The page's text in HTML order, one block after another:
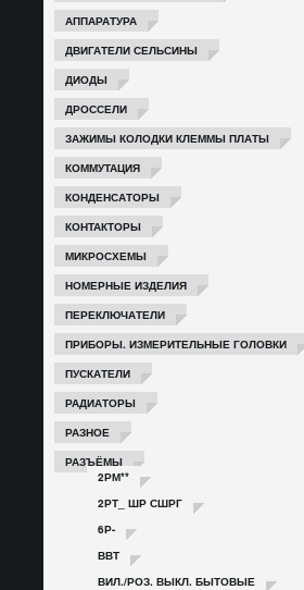
АППАРАТУРА
ДВИГАТЕЛИ СЕЛЬСИНЫ
ДИОДЫ
ДРОССЕЛИ
ЗАЖИМЫ КОЛОДКИ КЛЕММЫ ПЛАТЫ
КОММУТАЦИЯ
КОНДЕНСАТОРЫ
КОНТАКТОРЫ
МИКРОСХЕМЫ
НОМЕРНЫЕ ИЗДЕЛИЯ
ПЕРЕКЛЮЧАТЕЛИ
ПРИБОРЫ. ИЗМЕРИТЕЛЬНЫЕ ГОЛОВКИ
ПУСКАТЕЛИ
РАДИАТОРЫ
РАЗНОЕ
РАЗЪЁМЫ
2РМ**
2РТ_ ШР СШРГ
6Р-
ВВТ
ВИЛ./РОЗ. ВЫКЛ. БЫТОВЫЕ